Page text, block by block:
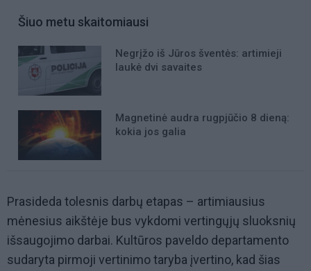
Šiuo metu skaitomiausi
Negrįžo iš Jūros šventės: artimieji
laukė dvi savaites
Magnetinė audra rugpjūčio 8 dieną:
kokia jos galia
Prasideda tolesnis darbų etapas – artimiausius
mėnesius aikštėje bus vykdomi vertingųjų sluoksnių
išsaugojimo darbai. Kultūros paveldo departamento
sudaryta pirmoji vertinimo taryba įvertino, kad šias